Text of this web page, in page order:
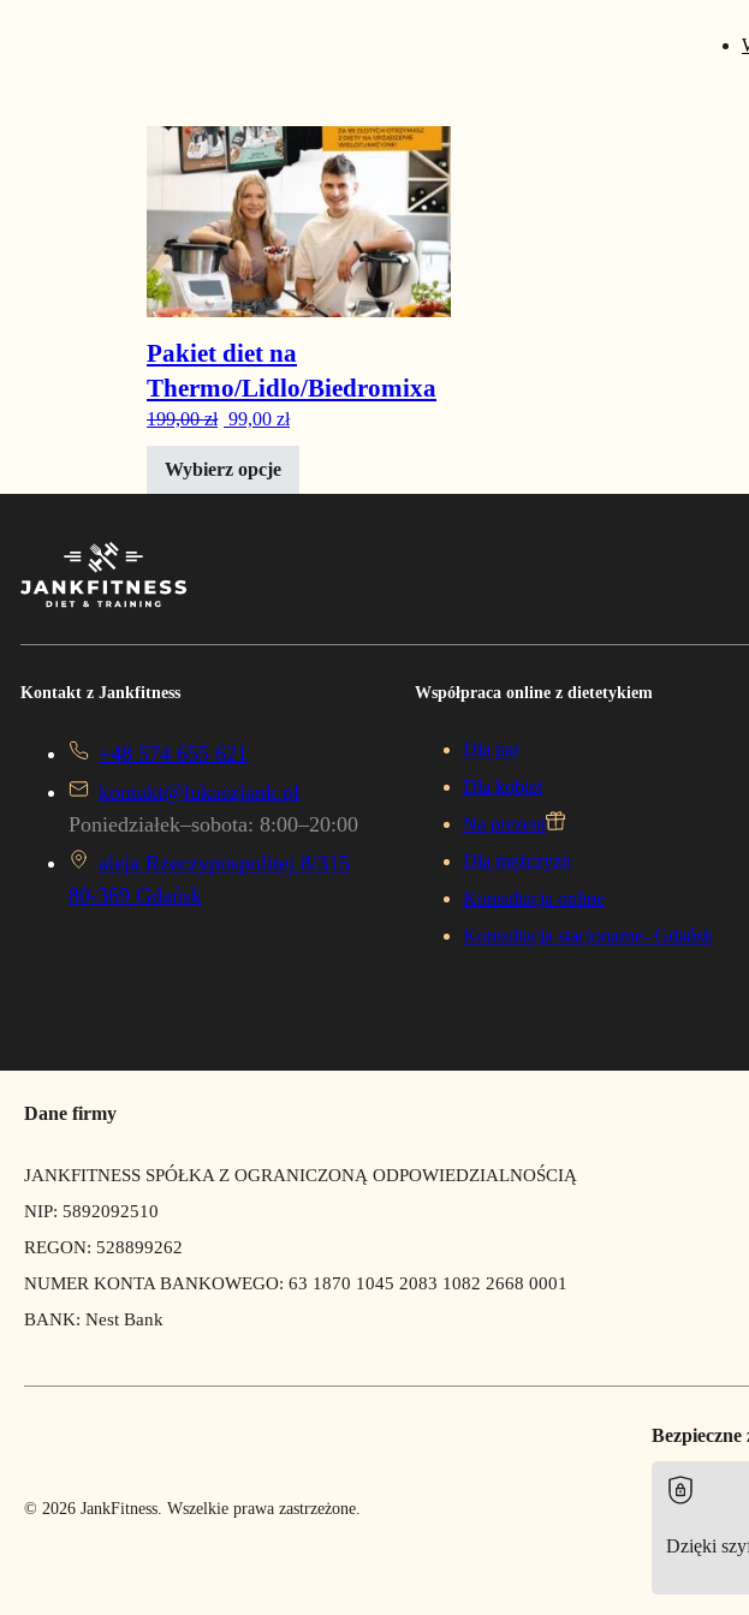
Pakiet diet na
Thermo/Lidlo/Biedromixa
199,00zł Pierwotna cena wynosiła: 199,00 zł.
99,00 złAktualna cena wynosi: 99,00 zł.
Wybierz opcje
Kontakt z Jankfitness
+48 574 655 621
kontakt@lukaszjank.pl
Poniedziałek–sobota: 8:00–20:00
aleja Rzeczypospolitej 8/315
80-369 Gdańsk
Współpraca online z dietetykiem
Dla par
Dla kobiet
Na prezent
Dla mężczyzn
Konsultacja online
Konsultacja stacjonarne- Gdańsk
Dane firmy
JANKFITNESS SPÓŁKA Z OGRANICZONĄ ODPOWIEDZIALNOŚCIĄ
NIP: 5892092510
REGON: 528899262
NUMER KONTA BANKOWEGO: 63 1870 1045 2083 1082 2668 0001
BANK: Nest Bank
© 2026 JankFitness. Wszelkie prawa zastrzeżone.
Bezpieczne
Dzięki